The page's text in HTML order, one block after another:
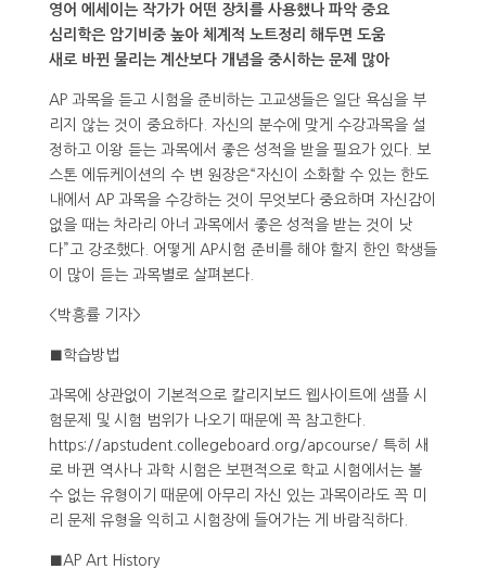
영어 에세이는 작가가 어떤 장치를 사용했나 파악 중요
심리학은 암기비중 높아 체계적 노트정리 해두면 도움
새로 바뀐 물리는 계산보다 개념을 중시하는 문제 많아
AP 과목을 듣고 시험을 준비하는 고교생들은 일단 욕심을 부
리지 않는 것이 중요하다. 자신의 분수에 맞게 수강과목을 설
정하고 이왕 듣는 과목에서 좋은 성적을 받을 필요가 있다. 보
스톤 에듀케이션의 수 변 원장은“자신이 소화할 수 있는 한도
내에서 AP 과목을 수강하는 것이 무엇보다 중요하며 자신감이
없을 때는 차라리 아너 과목에서 좋은 성적을 받는 것이 낫
다”고 강조했다. 어떻게 AP시험 준비를 해야 할지 한인 학생들
이 많이 듣는 과목별로 살펴본다.
<박흥률 기자>
■학습방법
과목에 상관없이 기본적으로 칼리지보드 웹사이트에 샘플 시
험문제 및 시험 범위가 나오기 때문에 꼭 참고한다.
https://apstudent.collegeboard.org/apcourse/ 특히 새
로 바뀐 역사나 과학 시험은 보편적으로 학교 시험에서는 볼
수 없는 유형이기 때문에 아무리 자신 있는 과목이라도 꼭 미
리 문제 유형을 익히고 시험장에 들어가는 게 바람직하다.
■AP Art History